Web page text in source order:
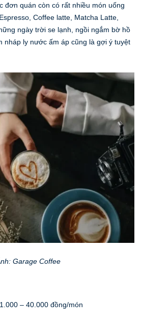
đơn quán còn có rất nhiều món uống
Coffee latte, Matcha Latte,
ngày trời se lạnh, ngồi ngắm bờ hồ
nháp ly nước ấm áp cũng là gợi ý tuyệt
Garage Coffee
– 40.000 đồng/món